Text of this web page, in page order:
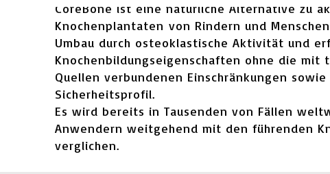
CoreBone ist eine natürliche Alternative zu
Knochenplantaten von Rindern und
Umbau durch osteoklastische Aktivität und
Knochenbildungseigenschaften ohne die mit
Quellen verbundenen Einschränkungen
Sicherheitsprofil.
Es wird bereits in Tausenden von Fällen
Anwendern weitgehend mit den führenden
verglichen.